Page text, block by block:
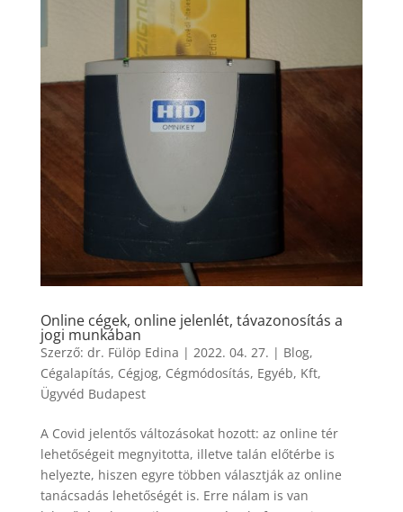
Online cégek, online jelenlét, távazonosítás a
jogi munkában
Szerző: dr. Fülöp Edina | 2022. 04. 27. | Blog,
Cégalapítás, Cégjog, Cégmódosítás, Egyéb, Kft,
Ügyvéd Budapest
A Covid jelentős változásokat hozott: az online tér
lehetőségeit megnyitotta, illetve talán előtérbe is
helyezte, hiszen egyre többen választják az online
tanácsadás lehetőségét is. Erre nálam is van